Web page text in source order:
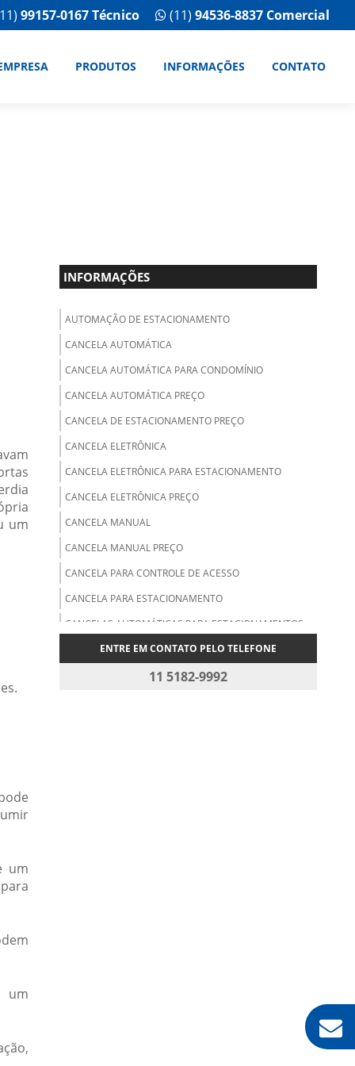
(11) 94536-8837 Comercial
99157-0167 Técnico
PRODUTOS INFORMAÇÕES CONTATO
um
um
um
INFORMAÇÕES
AUTOMAÇÃO DE ESTACIONAMENTO
CANCELA AUTOMÁTICA
CANCELA AUTOMÁTICA PARA CONDOMÍNIO
CANCELA AUTOMÁTICA PREÇO
CANCELA DE ESTACIONAMENTO PREÇO
CANCELA ELETRÔNICA
CANCELA ELETRÔNICA PARA ESTACIONAMENTO
CANCELA ELETRÔNICA PREÇO
CANCELA MANUAL
CANCELA MANUAL PREÇO
CANCELA PARA CONTROLE DE ACESSO
CANCELA PARA ESTACIONAMENTO
CANCELAS AUTOMÁTICAS PARA ESTACIONAMENTOS
CARTÃO DE PROXIMIDADE
CARTÃO DE PROXIMIDADE MIFARE
ENTRE EM CONTATO PELO TELEFONE
11 5182-9992